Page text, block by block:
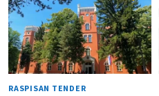
RASPISAN TENDER